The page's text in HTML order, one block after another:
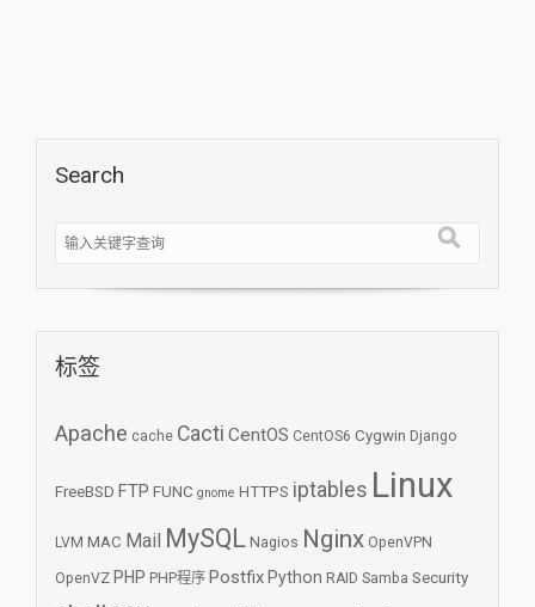
Search
标签
Apache cache Cacti CentOS CentOS6 Cygwin Django
FreeBSD FTP FUNC gnome HTTPS iptables Linux
LVM MAC Mail MySQL Nagios Nginx OpenVPN
OpenVZ PHP PHP程序 Postfix Python RAID Samba Security